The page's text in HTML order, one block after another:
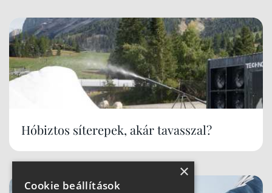
Hóbiztos síterepek, akár tavasszal?
×
Cookie beállítások